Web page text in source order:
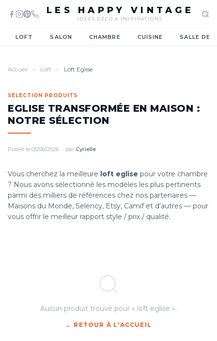
LES HAPPY VINTAGE
IDÉES DÉCO & INSPIRATIONS
LOFT SALON CHAMBRE CUISINE SALLE DE
Accueil › Loft › Loft Eglise
SÉLECTION PRODUITS
EGLISE TRANSFORMÉE EN MAISON :
NOTRE SÉLECTION
Publié le 05/06/2026 · par Cyrielle
Vous cherchez la meilleure loft eglise pour votre chambre
? Nous avons sélectionné les modèles les plus pertinents
parmi des milliers de références chez nos partenaires —
Maisons du Monde, Selency, Etsy, Camif et d'autres — pour
vous offrir le meilleur rapport style / prix / qualité.
Aucun produit trouvé pour « loft eglise ».
← RETOUR À L'ACCUEIL